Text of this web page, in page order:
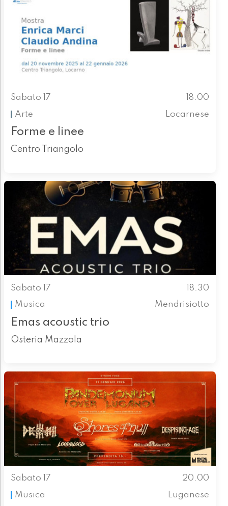
Sabato 17
18.00
Arte
Locarnese
Forme e linee
Centro Triangolo
Sabato 17
18.30
Musica
Mendrisiotto
Emas acoustic trio
Osteria Mazzola
Sabato 17
20.00
Musica
Luganese